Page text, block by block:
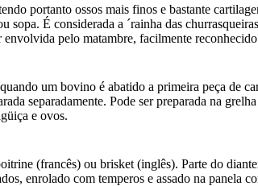
portanto ossos mais finos e bastante
É considerada a ´rainha das
pelo matambre, facilmente
um bovino é abatido a primeira peça de
separadamente. Pode ser preparada na
e ovos.
(francês) ou brisket (inglês). Parte do
enrolado com temperos e assado na panela